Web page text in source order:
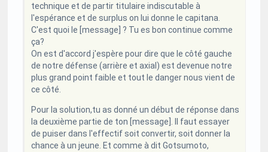
technique et de partir titulaire indiscutable à
l'espérance et de surplus on lui donne le capitana.
C'est quoi le [message] ? Tu es bon continue comme
ça?
On est d'accord j'espère pour dire que le côté gauche
de notre défense (arrière et axial) est devenue notre
plus grand point faible et tout le danger nous vient de
ce côté.
Pour la solution,tu as donné un début de réponse dans
la deuxième partie de ton [message]. Il faut essayer
de puiser dans l'effectif soit convertir, soit donner la
chance à un jeune. Et comme à dit Gotsumoto,